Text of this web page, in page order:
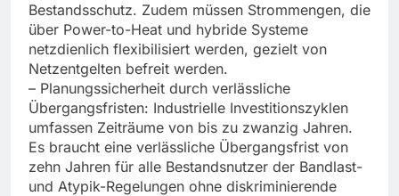
Bestandsschutz. Zudem müssen Strommengen, die
über Power-to-Heat und hybride Systeme
netzdienlich flexibilisiert werden, gezielt von
Netzentgelten befreit werden.
– Planungssicherheit durch verlässliche
Übergangsfristen: Industrielle Investitionszyklen
umfassen Zeiträume von bis zu zwanzig Jahren.
Es braucht eine verlässliche Übergangsfrist von
zehn Jahren für alle Bestandsnutzer der Bandlast-
und Atypik-Regelungen ohne diskriminierende